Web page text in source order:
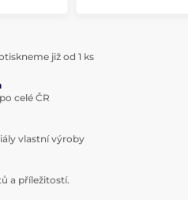
již od 1 ks
celé ČR
vlastní výroby
a příležitostí.